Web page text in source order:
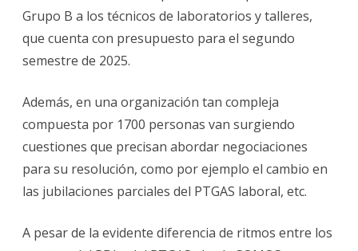
Grupo B a los técnicos de laboratorios y talleres,
que cuenta con presupuesto para el segundo
semestre de 2025.
Además, en una organización tan compleja
compuesta por 1700 personas van surgiendo
cuestiones que precisan abordar negociaciones
para su resolución, como por ejemplo el cambio en
las jubilaciones parciales del PTGAS laboral, etc.
A pesar de la evidente diferencia de ritmos entre los